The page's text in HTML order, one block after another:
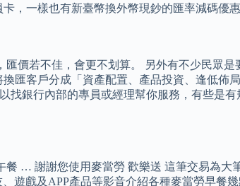
，一樣也有新臺幣換外幣現鈔的匯率減碼優惠
價若不佳，會更不划算。 另外有不少民眾
匯客戶分成「資產配置、產品投資、逢低佈
銀行內部的專員或經理幫你服務，有些是
… 謝謝您使用麥當勞 歡樂送 這筆交易為大
戲及APP產品等影音介紹各種麥當勞早餐